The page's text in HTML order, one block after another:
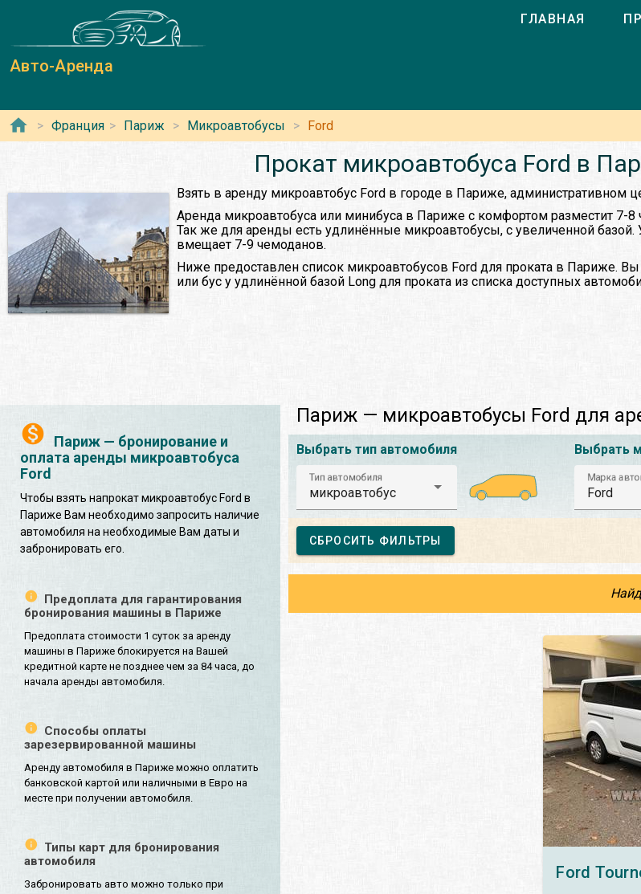
Авто-Аренда
ГЛАВНАЯ
Франция Париж Микроавтобусы Ford
Прокат микроавтобуса Ford в
Взять в аренду микроавтобус Ford в городе в Париже, административном
Аренда микроавтобуса или минибуса в Париже с комфортом разместит 7-
Так же для аренды есть удлинённые микроавтобусы, с увеличенной
вмещает 7-9 чемоданов.
Ниже предоставлен список микроавтобусов Ford для проката в Париже.
или бус у удлинённой базой Long для проката из списка доступных
Париж — бронирование и
оплата аренды микроавтобуса
Ford
Чтобы взять напрокат микроавтобус Ford в
Париже Вам необходимо запросить наличие
автомобиля на необходимые Вам даты и
забронировать его.
Предоплата для гарантирования
бронирования машины в Париже
Предоплата стоимости 1 суток за аренду
машины в Париже блокируется на Вашей
кредитной карте не позднее чем за 84 часа, до
начала аренды автомобиля.
Способы оплаты
зарезервированной машины
Аренду автомобиля в Париже можно оплатить
банковской картой или наличными в Евро на
месте при получении автомобиля.
Типы карт для бронирования
автомобиля
Забронировать авто можно только при
Париж — микроавтобусы Ford для
Выбрать тип автомобиля
Тип автомобиля
микроавтобус
Выбрать
Марка
Ford
СБРОСИТЬ ФИЛЬТРЫ
Ford